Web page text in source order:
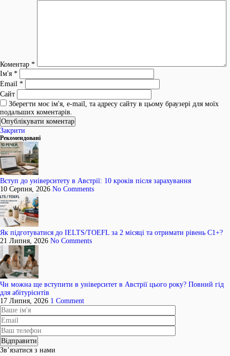
Коментар *
Ім'я *
Email *
Сайт
Зберегти моє ім'я, e-mail, та адресу сайту в цьому браузері для моїх
подальших коментарів.
Закрити
Рекомендовані
Вступ до університету в Австрії: 10 кроків після зарахування
10 Серпня, 2026 No Comments
Як підготуватися до IELTS/TOEFL за 2 місяці та отримати рівень C1+?
21 Липня, 2026 No Comments
Чи можна ще вступити в університет в Австрії цього року? Повний гід
для абітурієнтів
17 Липня, 2026 1 Comment
Зв’язатися з нами